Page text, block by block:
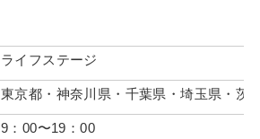
ライフステージ
東京都・神奈川県・千葉県・埼玉県・茨
9：00〜19：00